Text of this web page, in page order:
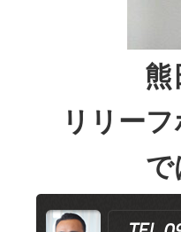
熊
リリー
で